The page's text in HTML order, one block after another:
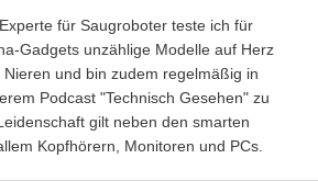
für Saugroboter teste ich für
Gadgets unzählige Modelle auf Herz
Nieren und bin zudem regelmäßig in
Podcast "Technisch Gesehen" zu
gilt neben den smarten
Kopfhörern, Monitoren und PCs.